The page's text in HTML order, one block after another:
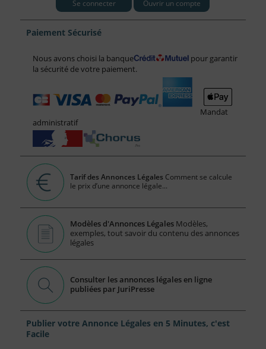
Se connecter Ouvrir un compte
Paiement Sécurisé
Nous avons choisi la banque
pour garantir
la sécurité de votre paiement.
Mandat
administratif
Tarif des Annonces Légales Comment se calcule
le prix d’une annonce légale...
Modèles d'Annonces Légales Modèles,
exemples, tout savoir du contenu des annonces
légales
Consulter les annonces légales en ligne
publiées par JuriPresse
Publier votre Annonce Légales en 5 Minutes, c'est
Facile